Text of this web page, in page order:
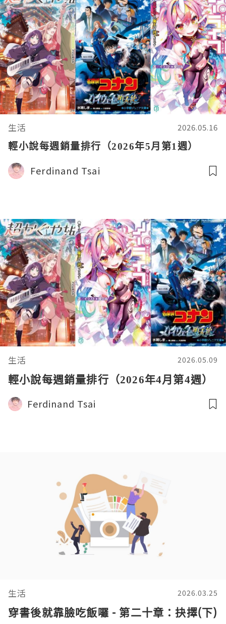
生活 2026.05.16
輕小說每週銷量排行（2026年5月第1週）
Ferdinand Tsai
生活 2026.05.09
輕小說每週銷量排行（2026年4月第4週）
Ferdinand Tsai
生活 2026.03.25
穿書後就靠臉吃飯囉 - 第二十章：抉擇(下)